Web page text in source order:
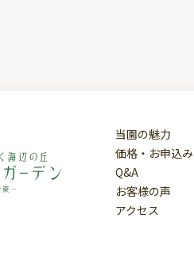
当園の魅力
価格・お申込み
Q&A
お客様の声
アクセス